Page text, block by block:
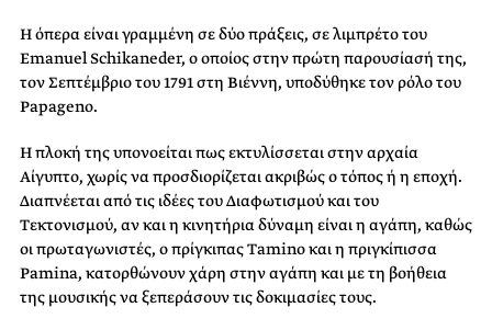
Η όπερα είναι γραμμένη σε δύο πράξεις, σε λιμπρέτο του
Emanuel Schikaneder, ο οποίος στην πρώτη παρουσίασή της,
τον Σεπτέμβριο του 1791 στη Βιέννη, υποδύθηκε τον ρόλο του
Papageno.
Η πλοκή της υπονοείται πως εκτυλίσσεται στην αρχαία
Αίγυπτο, χωρίς να προσδιορίζεται ακριβώς ο τόπος ή η εποχή.
Διαπνέεται από τις ιδέες του Διαφωτισμού και του
Τεκτονισμού, αν και η κινητήρια δύναμη είναι η αγάπη, καθώς
οι πρωταγωνιστές, ο πρίγκιπας Tamino και η πριγκίπισσα
Pamina, κατορθώνουν χάρη στην αγάπη και με τη βοήθεια
της μουσικής να ξεπεράσουν τις δοκιμασίες τους.